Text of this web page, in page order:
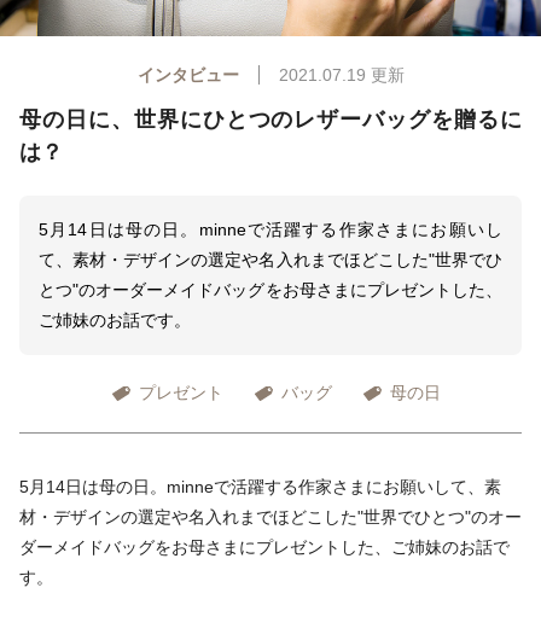
インタビュー 2021.07.19 更新
母の日に、世界にひとつのレザーバッグを贈るに
は？
5月14日は母の日。minneで活躍する作家さまにお願いし
て、素材・デザインの選定や名入れまでほどこした"世界でひ
とつ"のオーダーメイドバッグをお母さまにプレゼントした、
ご姉妹のお話です。
プレゼント バッグ 母の日
5月14日は母の日。minneで活躍する作家さまにお願いして、素
材・デザインの選定や名入れまでほどこした"世界でひとつ"のオー
ダーメイドバッグをお母さまにプレゼントした、ご姉妹のお話で
す。